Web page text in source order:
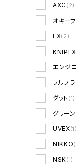
AXC (2)
オキーフ
FX(2)
エンジ
フルプラ
グット (1)
グリー
UVEX(1)
NIKKO
NSK(1)